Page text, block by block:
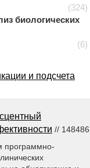
(324)
(6)
и подсчета
// 148486
программно-